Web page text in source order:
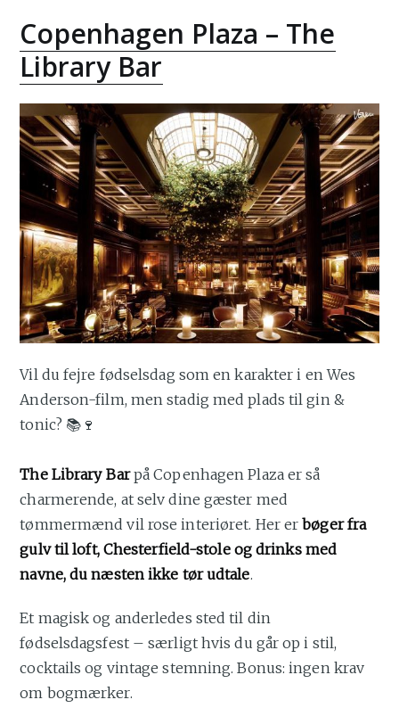
Copenhagen Plaza – The
Library Bar
Vil du fejre fødselsdag som en karakter i en Wes
Anderson-film, men stadig med plads til gin &
tonic? 📚🍷
The Library Barpå Copenhagen Plaza er så
charmerende, at selv dine gæster med
tømmermænd vil rose interiøret. Her erbøger fra
gulv til loft, Chesterfield-stole og drinks med
navne, du næsten ikke tør udtale.
Et magisk og anderledes sted til din
fødselsdagsfest – særligt hvis du går op i stil,
cocktails og vintage stemning. Bonus: ingen krav
om bogmærker.